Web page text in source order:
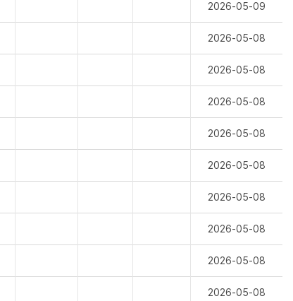
2026-05-09
2026-05-08
2026-05-08
2026-05-08
2026-05-08
2026-05-08
2026-05-08
2026-05-08
2026-05-08
2026-05-08